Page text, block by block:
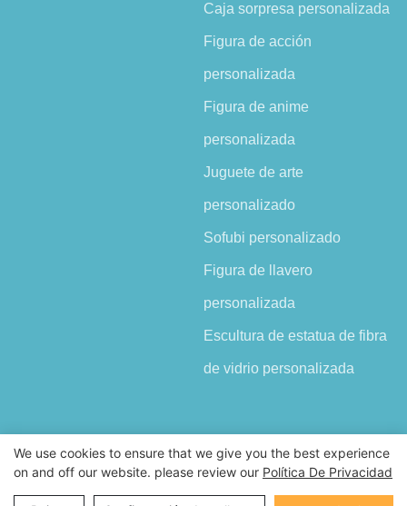
Caja sorpresa personalizada
Figura de acción
personalizada
Figura de anime
personalizada
Juguete de arte
personalizado
Sofubi personalizado
Figura de llavero
personalizada
Escultura de estatua de fibra
de vidrio personalizada
Copyright © 2026 Shenzhen Demeng Toy Co.,Ltd |
We use cookies to ensure that we give you the best experience
on and off our website. please review our Política De Privacidad